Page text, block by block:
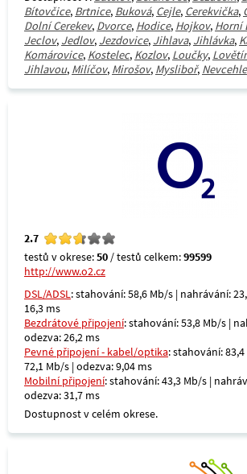
Bítovčice, Brtnice, Buková, Cejle, Cerekvička,
Dolní Cerekev, Dvorce, Hodice, Hojkov, Horní
Jeclov, Jedlov, Jezdovice, Jihlava, Jihlávka,
Komárovice, Kostelec, Kozlov, Loučky,
Jihlavou, Milíčov, Mirošov, Mysliboř, Nevcehle
2.7
testů v okrese:50 / testů celkem:99599
http://www.o2.cz
DSL/ADSL: stahování: 58,6 Mb/s | nahrávání:
16,3 ms
Bezdrátové připojení: stahování: 53,8 Mb/s |
odezva: 26,2 ms
Pevné připojení - kabel/optika: stahování:
72,1 Mb/s | odezva: 9,04 ms
Mobilní připojení: stahování: 43,3 Mb/s |
odezva: 31,7 ms
Dostupnost v celém okrese.